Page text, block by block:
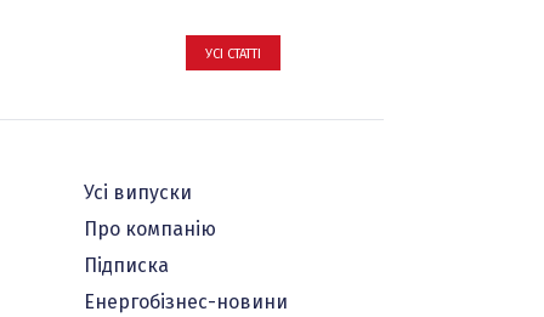
свіжому пакеті санкцій Великої
Британії від 6 серпня є одна
УСІ СТАТТІ
Усі випуски
Про компанію
Підписка
Енергобізнес-новини